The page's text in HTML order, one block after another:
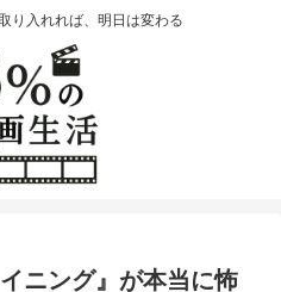
り入れれば、明日は変わる
ニング』が本当に怖